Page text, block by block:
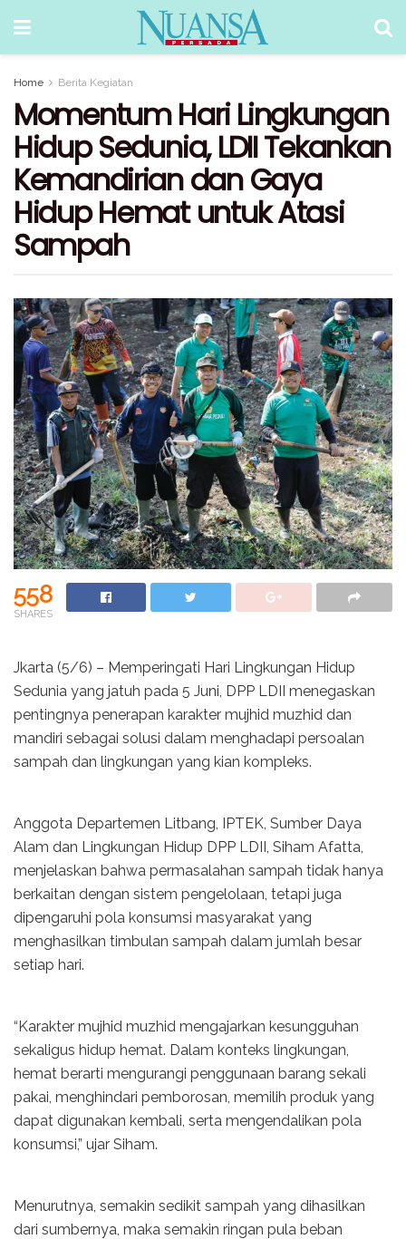
Home Berita Kegiatan
Momentum Hari Lingkungan
Hidup Sedunia, LDII Tekankan
Kemandirian dan Gaya
Hidup Hemat untuk Atasi
Sampah
558
SHARES
Jkarta (5/6) – Memperingati Hari Lingkungan Hidup
Sedunia yang jatuh pada 5 Juni, DPP LDII menegaskan
pentingnya penerapan karakter mujhid muzhid dan
mandiri sebagai solusi dalam menghadapi persoalan
sampah dan lingkungan yang kian kompleks.
Anggota Departemen Litbang, IPTEK, Sumber Daya
Alam dan Lingkungan Hidup DPP LDII, Siham Afatta,
menjelaskan bahwa permasalahan sampah tidak hanya
berkaitan dengan sistem pengelolaan, tetapi juga
dipengaruhi pola konsumsi masyarakat yang
menghasilkan timbulan sampah dalam jumlah besar
setiap hari.
“Karakter mujhid muzhid mengajarkan kesungguhan
sekaligus hidup hemat. Dalam konteks lingkungan,
hemat berarti mengurangi penggunaan barang sekali
pakai, menghindari pemborosan, memilih produk yang
dapat digunakan kembali, serta mengendalikan pola
konsumsi,” ujar Siham.
Menurutnya, semakin sedikit sampah yang dihasilkan
dari sumbernya, maka semakin ringan pula beban